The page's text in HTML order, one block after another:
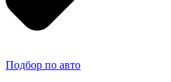
Подбор по авто